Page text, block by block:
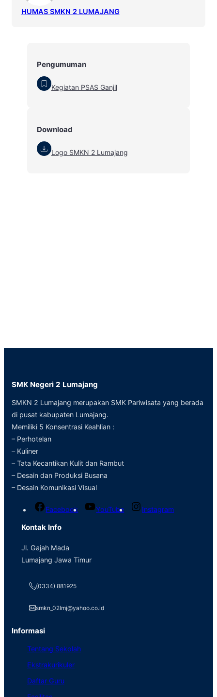
HUMAS SMKN 2 LUMAJANG
Pengumuman
Kegiatan PSAS Ganjil
Download
Logo SMKN 2 Lumajang
SMK Negeri 2 Lumajang
SMKN 2 Lumajang merupakan SMK Pariwisata yang berada
di pusat kabupaten Lumajang.
Memiliki 5 Konsentrasi Keahlian :
– Perhotelan
– Kuliner
– Tata Kecantikan Kulit dan Rambut
– Desain dan Produksi Busana
– Desain Komunikasi Visual
Facebook YouTube Instagram
Kontak Info
Jl. Gajah Mada
Lumajang Jawa Timur
(0334) 881925
smkn_02lmj@yahoo.co.id
Informasi
Tentang Sekolah
Ekstrakurikuler
Daftar Guru